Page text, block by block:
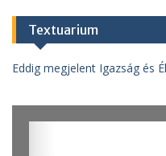
Textuarium
Eddig megjelent Igazság és